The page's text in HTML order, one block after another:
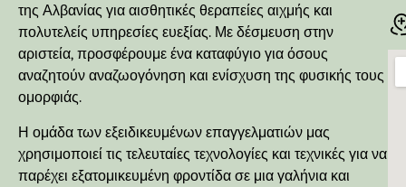
της Αλβανίας για αισθητικές θεραπείες αιχμής και
πολυτελείς υπηρεσίες ευεξίας. Με δέσμευση στην
αριστεία, προσφέρουμε ένα καταφύγιο για όσους
αναζητούν αναζωογόνηση και ενίσχυση της φυσικής τους
ομορφιάς.
Η ομάδα των εξειδικευμένων επαγγελματιών μας
χρησιμοποιεί τις τελευταίες τεχνολογίες και τεχνικές για να
παρέχει εξατομικευμένη φροντίδα σε μια γαλήνια και